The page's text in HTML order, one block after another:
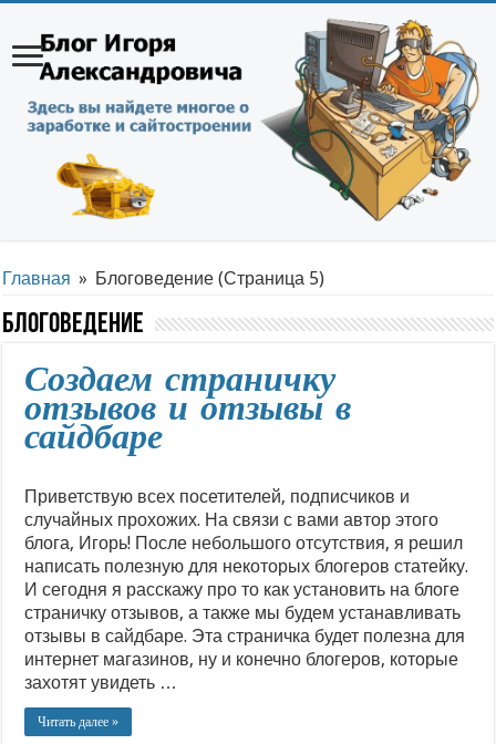
Главная » Блоговедение (Страница 5)
Блоговедение
Создаем страничку
отзывов и отзывы в
сайдбаре
Приветствую всех посетителей, подписчиков и
случайных прохожих. На связи с вами автор этого
блога, Игорь! После небольшого отсутствия, я решил
написать полезную для некоторых блогеров статейку.
И сегодня я расскажу про то как установить на блоге
страничку отзывов, а также мы будем устанавливать
отзывы в сайдбаре. Эта страничка будет полезна для
интернет магазинов, ну и конечно блогеров, которые
захотят увидеть …
Читать далее »